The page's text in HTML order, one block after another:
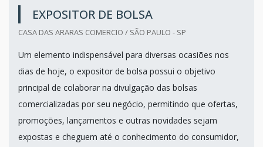
EXPOSITOR DE BOLSA
CASA DAS ARARAS COMERCIO / SÃO PAULO - SP
Um elemento indispensável para diversas ocasiões nos
dias de hoje, o expositor de bolsa possui o objetivo
principal de colaborar na divulgação das bolsas
comercializadas por seu negócio, permitindo que ofertas,
promoções, lançamentos e outras novidades sejam
expostas e cheguem até o conhecimento do consumidor,